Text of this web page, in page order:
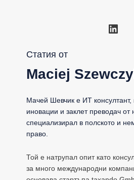
Статия от
Maciej
Мачей Шевчик е ИТ
иновации и заклет преводач от
специализирал в полското и
право.
Той е натрупал опит като
за много международни